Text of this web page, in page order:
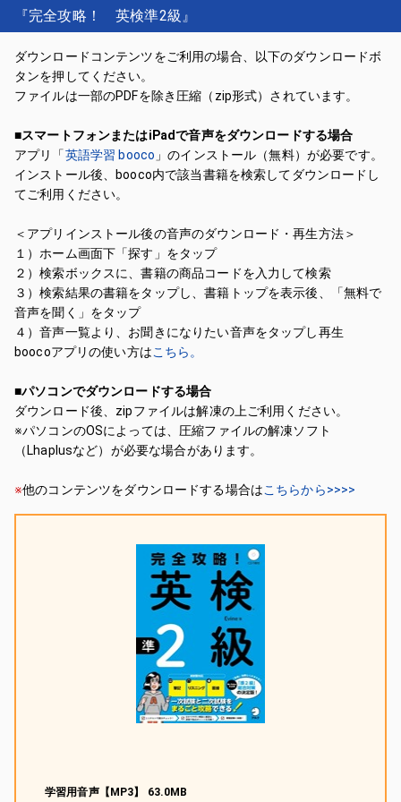
『完全攻略！ 英検準2級』
ダウンロードコンテンツをご利用の場合、以下のダウンロードボ
タンを押してください。
ファイルは一部のPDFを除き圧縮（zip形式）されています。
■スマートフォンまたはiPadで音声をダウンロードする場合
アプリ「英語学習 booco 」のインストール（無料）が必要です。
インストール後、booco内で該当書籍を検索してダウンロードし
てご利用ください。
＜アプリインストール後の音声のダウンロード・再生方法＞
１）ホーム画面下「探す」をタップ
２）検索ボックスに、書籍の商品コードを入力して検索
３）検索結果の書籍をタップし、書籍トップを表示後、「無料で
音声を聞く」をタップ
４）音声一覧より、お聞きになりたい音声をタップし再生
boocoアプリの使い方はこちら。
■パソコンでダウンロードする場合
ダウンロード後、zipファイルは解凍の上ご利用ください。
※パソコンのOSによっては、圧縮ファイルの解凍ソフト
（Lhaplusなど）が必要な場合があります。
※他のコンテンツをダウンロードする場合はこちらから>>>>
学習用音声【MP3】 63.0MB